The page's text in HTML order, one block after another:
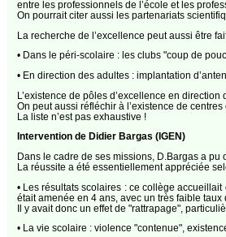
entre les professionnels de l’école et les
On pourrait citer aussi les partenariats
La recherche de l’excellence peut aussi être
• Dans le péri-scolaire : les clubs "coup de
• En direction des adultes : implantation
L’existence de pôles d’excellence en
On peut aussi réfléchir à l’existence de
La liste n’est pas exhaustive !
Intervention de Didier Bargas (IGEN)
Dans le cadre de ses missions, D.Bargas a pu
La réussite a été essentiellement appréciée
• Les résultats scolaires : ce collège
était amenée en 4 ans, avec un très faible
Il y avait donc un effet de "rattrapage",
• La vie scolaire : violence "contenue",